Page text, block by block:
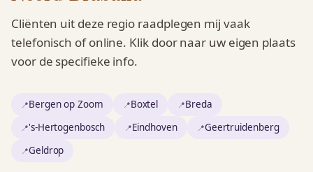
Cliënten uit deze regio raadplegen mij vaak
telefonisch of online. Klik door naar uw eigen plaats
voor de specifieke info.
Bergen op Zoom Boxtel
Breda
's-Hertogenbosch
Eindhoven
Geertruidenberg
Geldrop